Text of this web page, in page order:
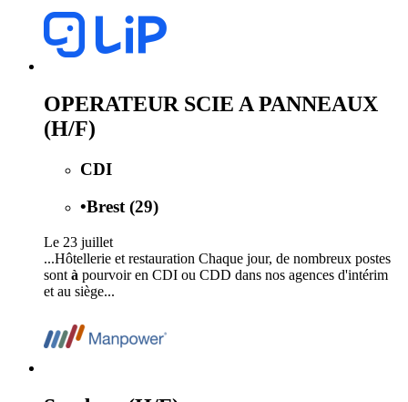
OPERATEUR SCIE A PANNEAUX
(H/F)
CDI
•Brest (29)
Le 23 juillet
...Hôtellerie et restauration Chaque jour, de nombreux postes
sont à pourvoir en CDI ou CDD dans nos agences d'intérim
et au siège...